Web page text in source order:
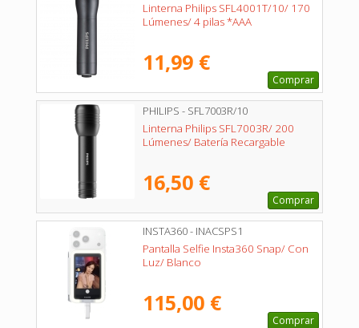
Linterna Philips SFL4001T/10/ 170
Lúmenes/ 4 pilas *AAA
11,99 €
Comprar
PHILIPS - SFL7003R/10
Linterna Philips SFL7003R/ 200
Lúmenes/ Batería Recargable
16,50 €
Comprar
INSTA360 - INACSPS1
Pantalla Selfie Insta360 Snap/ Con
Luz/ Blanco
115,00 €
Comprar